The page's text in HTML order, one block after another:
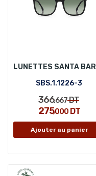
SBS.1.1226-3
366,667DT
275,000DT
Ajouter au panier